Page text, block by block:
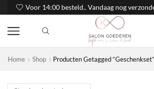
Voor 14:00 besteld.. Vandaag nog
Home Shop Producten Getagged “Geschenkset”